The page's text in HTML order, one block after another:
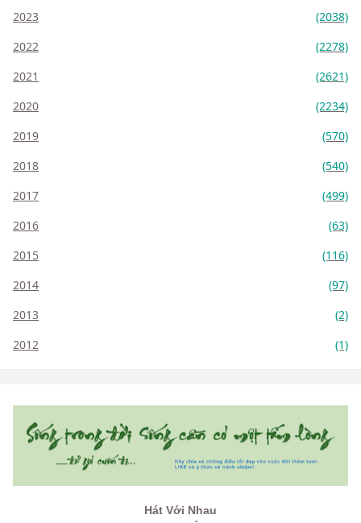
2023
(2038)
2022
(2278)
2021
(2621)
2020
(2234)
2019
(570)
2018
(540)
2017
(499)
2016
(63)
2015
(116)
2014
(97)
2013
(2)
2012
(1)
Hát Với Nhau